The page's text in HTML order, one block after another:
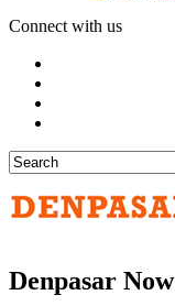
Connect with us
Denpasar Now